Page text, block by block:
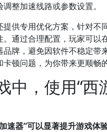
整加速线路或参数设置。
供专用优化方案，针对
通过合理配置，玩家可
牌，避免因软件不稳定
顿问题，为你带来更顺畅
中，使用“西
速器”可以显著提升游戏